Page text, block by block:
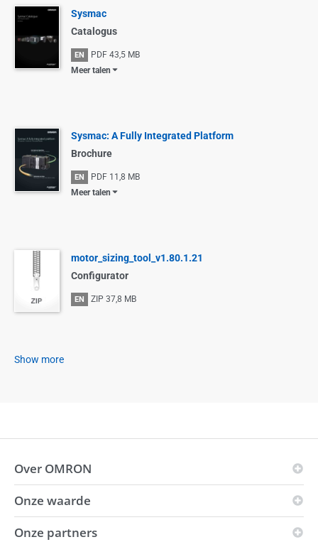
Sysmac
Catalogus
EN PDF 43,5 MB
Meer talen
Sysmac: A Fully Integrated Platform
Brochure
EN PDF 11,8 MB
Meer talen
motor_sizing_tool_v1.80.1.21
Configurator
EN ZIP 37,8 MB
Show more
Over OMRON
OMRON-principes
Onze waarde
Visie
Onze partners